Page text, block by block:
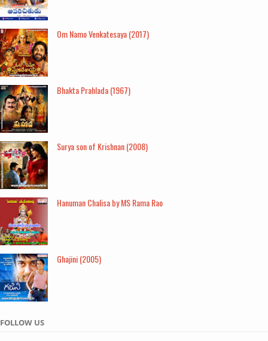
Om Namo Venkatesaya (2017)
Bhakta Prahlada (1967)
Surya son of Krishnan (2008)
Hanuman Chalisa by MS Rama Rao
Ghajini (2005)
FOLLOW US